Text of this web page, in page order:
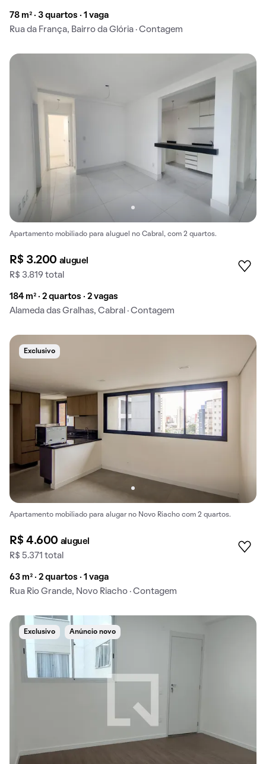
78 m² · 3 quartos · 1 vaga
Rua da França, Bairro da Glória · Contagem
Apartamento mobiliado para aluguel no Cabral, com 2 quartos.
R$ 3.200 aluguel
R$ 3.819 total
184 m² · 2 quartos · 2 vagas
Alameda das Gralhas, Cabral · Contagem
Exclusivo
Apartamento mobiliado para alugar no Novo Riacho com 2 quartos.
R$ 4.600 aluguel
R$ 5.371 total
63 m² · 2 quartos · 1 vaga
Rua Rio Grande, Novo Riacho · Contagem
Exclusivo Anúncio novo